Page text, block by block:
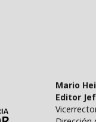
Mario
Editor